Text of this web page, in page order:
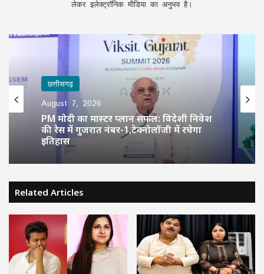
लेकर इलेक्ट्रॉनिक मीडिया का अनुभव है।
छत्तीसगढ़
August 7, 2026
PM मोदी का मास्टर प्लान सफल: विदेशी निवेश
की रेस में गुजरात नंबर-1,टेक्नोलॉजी में रचेगा
इतिहास
Related Articles